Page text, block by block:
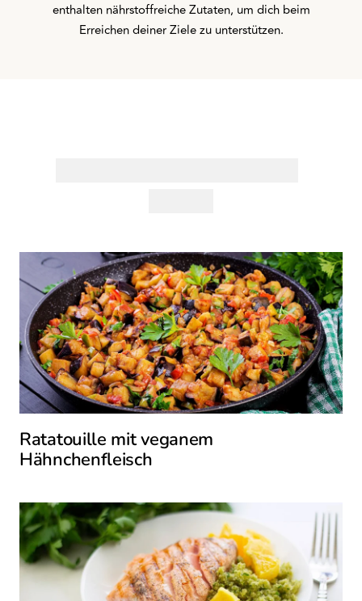
enthalten nährstoffreiche Zutaten, um dich beim
Erreichen deiner Ziele zu unterstützen.
Ratatouille mit veganem
Hähnchenfleisch